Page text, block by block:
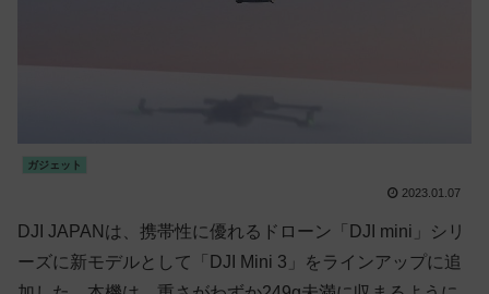
ガジェット
2023.01.07
DJI JAPANは、携帯性に優れるドローン「DJI mini」シリ
ーズに新モデルとして「DJI Mini 3」をラインアップに追